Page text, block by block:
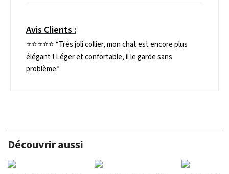
Avis Clients :
⭐️⭐️⭐️⭐️⭐️“Très joli collier, mon chat est encore plus
élégant ! Léger et confortable, il le garde sans
problème.”
Découvrir aussi